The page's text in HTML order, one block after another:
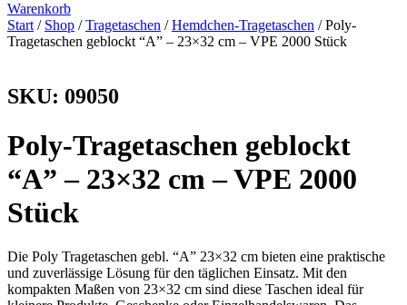
Warenkorb
Start / Shop /Tragetaschen /Hemdchen-Tragetaschen / Poly-
Tragetaschen geblockt “A” – 23×32 cm – VPE 2000 Stück
SKU: 09050
Poly-Tragetaschen geblockt
“A” – 23×32 cm – VPE 2000
Stück
Die Poly Tragetaschen gebl. “A” 23×32 cm bieten eine praktische
und zuverlässige Lösung für den täglichen Einsatz. Mit den
kompakten Maßen von 23×32 cm sind diese Taschen ideal für